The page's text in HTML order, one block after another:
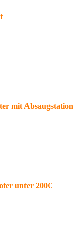
mit Absaugstation
unter 200€